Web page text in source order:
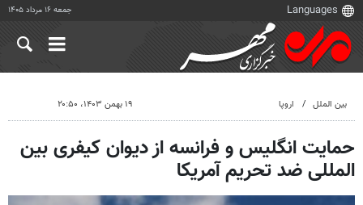
جمعه ۱۶ مرداد ۱۴۰۵
بین الملل اروپا ۱۹ بهمن ۱۴۰۳، ۲۰:۵۰
حمایت انگلیس و فرانسه از دیوان کیفری بین
المللی ضد تحریم آمریکا